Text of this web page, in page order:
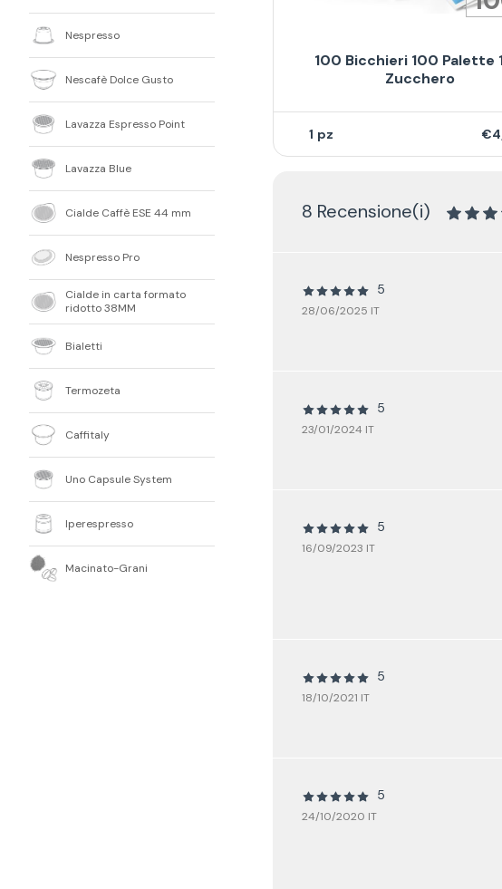
Nespresso
Nescafè Dolce Gusto
Lavazza Espresso Point
Lavazza Blue
Cialde Caffè ESE 44 mm
Nespresso Pro
Cialde in carta formato
ridotto 38MM
Bialetti
Termozeta
Caffitaly
Uno Capsule System
Iperespresso
Macinato-Grani
100 Bicchieri 100 Palette
Zucchero
1
8 Recensione(i)
5
28/06/2025 IT
5
23/01/2024 IT
5
16/09/2023 IT
5
18/10/2021 IT
5
24/10/2020 IT